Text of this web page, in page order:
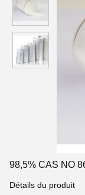
98,5% CAS NO
Détails du produit